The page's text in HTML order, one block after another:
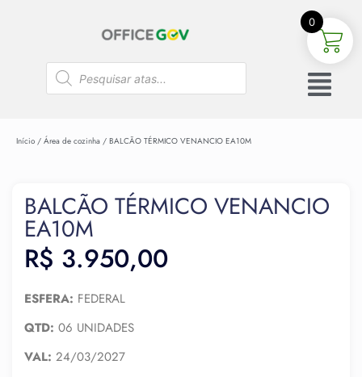
Início / Área de cozinha / BALCÃO TÉRMICO VENANCIO EA10M
BALCÃO TÉRMICO VENANCIO
EA10M
R$ 3.950,00
ESFERA: FEDERAL
QTD: 06 UNIDADES
VAL: 24/03/2027
0